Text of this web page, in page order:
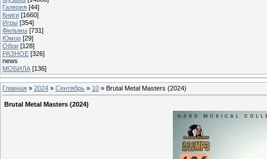
Галерея [44]
Книги [1660]
Игры [354]
Фильмы [731]
Юмор [29]
Обои [128]
РАЗНОЕ [326]
news
МОБИЛА [136]
Главная » 2024 » Сентябрь » 10 » Brutal Metal Masters (2024)
Brutal Metal Masters (2024)